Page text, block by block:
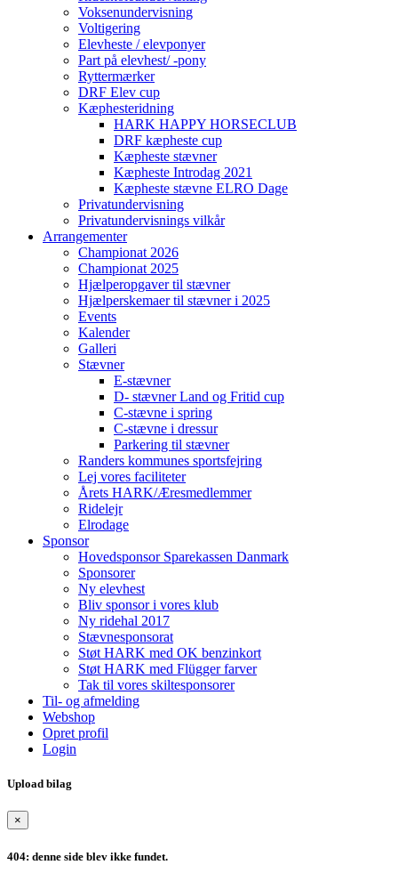
Voksenundervisning
Voltigering
Elevheste / elevponyer
Part på elevhest/ -pony
Ryttermærker
DRF Elev cup
Kæphesteridning
HARK HAPPY HORSECLUB
DRF kæpheste cup
Kæpheste stævner
Kæpheste Introdag 2021
Kæpheste stævne ELRO Dage
Privatundervisning
Privatundervisnings vilkår
Arrangementer
Championat 2026
Championat 2025
Hjælperopgaver til stævner
Hjælperskemaer til stævner i 2025
Events
Kalender
Galleri
Stævner
E-stævner
D- stævner Land og Fritid cup
C-stævne i spring
C-stævne i dressur
Parkering til stævner
Randers kommunes sportsfejring
Lej vores faciliteter
Årets HARK/Æresmedlemmer
Ridelejr
Elrodage
Sponsor
Hovedsponsor Sparekassen Danmark
Sponsorer
Ny elevhest
Bliv sponsor i vores klub
Ny ridehal 2017
Stævnesponsorat
Støt HARK med OK benzinkort
Støt HARK med Flügger farver
Tak til vores skiltesponsorer
Til- og afmelding
Webshop
Opret profil
Login
Upload bilag
×
404: denne side blev ikke fundet.